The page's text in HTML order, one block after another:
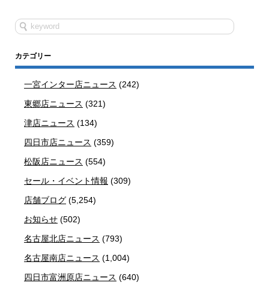
カテゴリー
一宮インター店ニュース (242)
東郷店ニュース (321)
津店ニュース (134)
四日市店ニュース (359)
松阪店ニュース (554)
セール・イベント情報 (309)
店舗ブログ (5,254)
お知らせ (502)
名古屋北店ニュース (793)
名古屋南店ニュース (1,004)
四日市富洲原店ニュース (640)